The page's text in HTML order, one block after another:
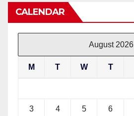
CALENDAR
August 2026
M T W T
3 4 5 6